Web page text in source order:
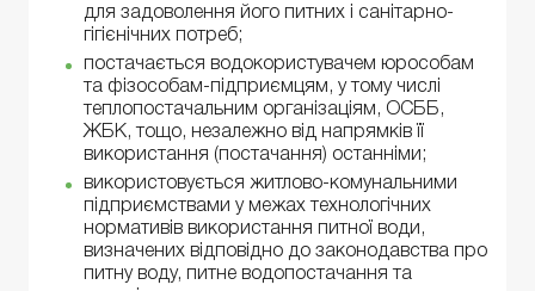
для задоволення його питних і санітарно-
гігієнічних потреб;
постачається водокористувачем юрособам
та фізособам-підприємцям, у тому числі
теплопостачальним організаціям, ОСББ,
ЖБК, тощо, незалежно від напрямків її
використання (постачання) останніми;
використовується житлово-комунальними
підприємствами у межах технологічних
нормативів використання питної води,
визначених відповідно до законодавства про
питну воду, питне водопостачання та